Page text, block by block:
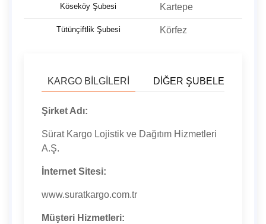
Köseköy Şubesi Kartepe
Tütünçiftlik Şubesi Körfez
KARGO BILGILERI DIĞER ŞUBELER
Şirket Adı:
Sürat Kargo Lojistik ve Dağıtım Hizmetleri
A.Ş.
İnternet Sitesi:
www.suratkargo.com.tr
Müşteri Hizmetleri: